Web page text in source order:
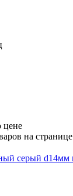
цене
на странице